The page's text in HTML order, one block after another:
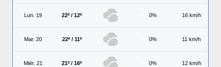
Lun. 19 22º / 12º 0% 16 km/h
Mar. 20 22º / 11º 0% 11 km/h
Miér. 21 21º / 16º 0% 12 km/h